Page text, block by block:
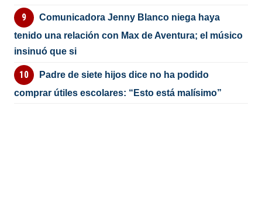
Comunicadora Jenny Blanco niega haya
tenido una relación con Max de Aventura; el músico
insinuó que si
Padre de siete hijos dice no ha podido
comprar útiles escolares: “Esto está malísimo”